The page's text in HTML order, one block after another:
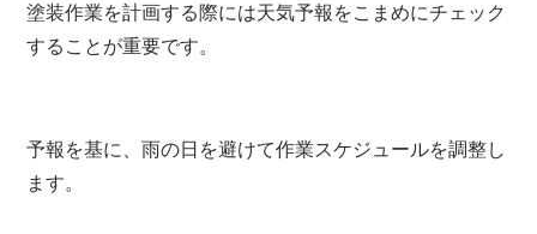
塗装作業を計画する際には天気予報をこまめにチェック
することが重要です。
予報を基に、雨の日を避けて作業スケジュールを調整し
ます。